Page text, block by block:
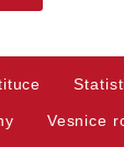
Vesnice